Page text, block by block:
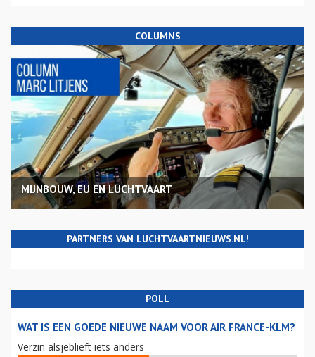
COLUMNS
MIJNBOUW, EU EN LUCHTVAART
PARTNERS VAN LUCHTVAARTNIEUWS.NL!
POLL
WAT IS EEN GOEDE NIEUWE NAAM VOOR AIR FRANCE-KLM?
Verzin alsjeblieft iets anders